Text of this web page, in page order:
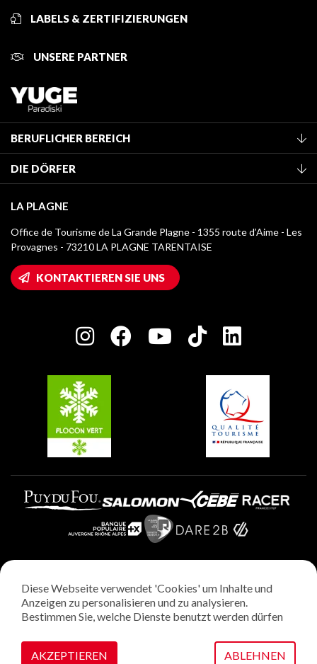
LABELS & ZERTIFIZIERUNGEN
UNSERE PARTNER
BERUFLICHER BEREICH
Mitglied des Fremdenverkehrsamtes werden
Klassifizierung von Möbeln
Kurtaxe
Mediathek
Logos La Plagne
Wifi-Zugang
Haus der Eigentümer
Charta der Engagierten Akteure
DIE DÖRFER
Montchavin - Les Coches
Champagny-en-Vanoise
Plagne 1800
Plagne Villages
Plagne Aime 2000
LA PLAGNE
Office de Tourisme de La Grande Plagne - 1355 route d’Aime - Les
Provagnes - 73210 LA PLAGNE TARENTAISE
KONTAKTIEREN SIE UNS
Rechtliche Hinweise
Datenschutzrichtlinie
Verwaltung von Cookies
Diese Webseite verwendet 'Cookies' um Inhalte und
Anzeigen zu personalisieren und zu analysieren.
Bestimmen Sie, welche Dienste benutzt werden dürfen
AKZEPTIEREN ABLEHNEN